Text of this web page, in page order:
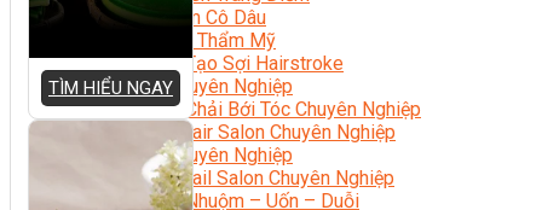
Trang Điểm Cô Dâu
Phun Xăm Thẩm Mỹ
Kỹ Thuật Tạo Sợi Hairstroke
Barber Chuyên Nghiệp
Kỹ Thuật Chải Bới Tóc Chuyên Nghiệp
Quản Lý Hair Salon Chuyên Nghiệp
Nối Mi Chuyên Nghiệp
Quản Lý Nail Salon Chuyên Nghiệp
Kỹ Thuật Nhuộm – Uốn – Duỗi
TÌM HIỂU NGAY